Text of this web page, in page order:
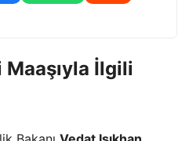
Maaşıyla İlgili